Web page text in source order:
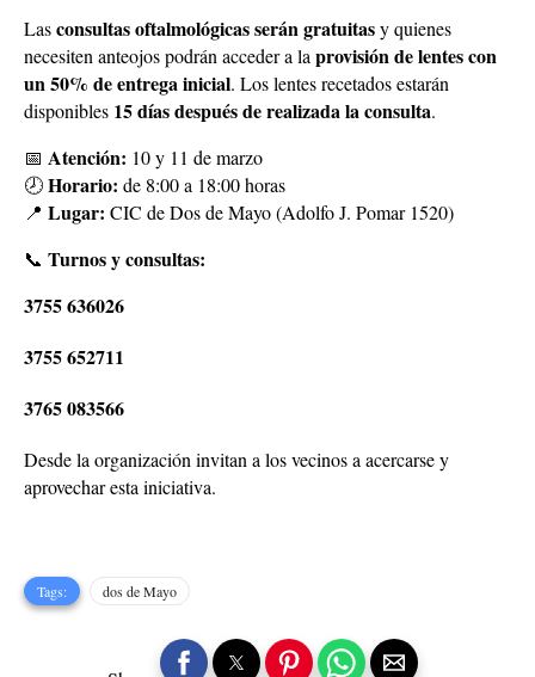
Lasconsultas oftalmológicas serán gratuitasy quienes
necesiten anteojos podrán acceder a laprovisión de lentes con
un 50% de entrega inicial. Los lentes recetados estarán
disponibles 15 días después de realizada la consulta.
📅 Atención: 10 y 11 de marzo
🕗Horario: de 8:00 a 18:00 horas
📍 Lugar: CIC de Dos de Mayo (Adolfo J. Pomar 1520)
📞 Turnos y consultas:
3755 636026
3755 652711
3765 083566
Desde la organización invitan a los vecinos a acercarse y
aprovechar esta iniciativa.
Tags: dos de Mayo